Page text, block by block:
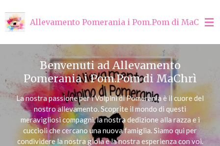
al
contenuto
Allevamento Pomerania i Pom.Pom di MaChrì
Benvenuti ad Allevamento
Pomerania i Pom.Pom di MaChrì
La nostra passione per i Volpini di Pomerania è il cuore del
nostro allevamento. Scoprite il mondo di questi
meravigliosi compagni, la nostra dedizione alla razza e i
cuccioli che cercano una nuova famiglia. Siamo qui per
condividere la nostra gioia e la nostra esperienza con voi.